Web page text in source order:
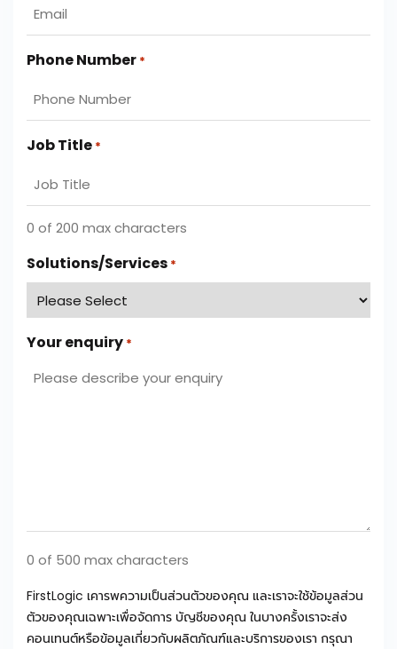
Phone Number *
Job Title *
0 of 200 max characters
Solutions/Services *
Your enquiry *
0 of 500 max characters
FirstLogic เคารพความเป็นส่วนตัวของคุณ และเราจะใช้ข้อมูลส่วน
ตัวของคุณเฉพาะเพื่อจัดการ บัญชีของคุณ ในบางครั้งเราจะส่ง
คอนเทนต์หรือข้อมูลเกี่ยวกับผลิตภัณฑ์และบริการของเรา กรุณา